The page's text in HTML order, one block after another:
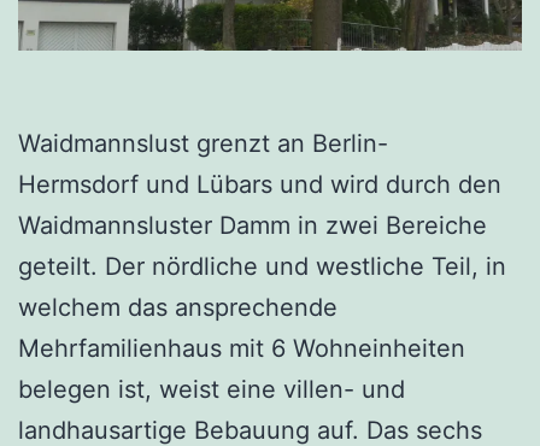
Waidmannslust grenzt an Berlin-
Hermsdorf und Lübars und wird durch den
Waidmannsluster Damm in zwei Bereiche
geteilt. Der nördliche und westliche Teil, in
welchem das ansprechende
Mehrfamilienhaus mit 6 Wohneinheiten
belegen ist, weist eine villen- und
landhausartige Bebauung auf. Das sechs